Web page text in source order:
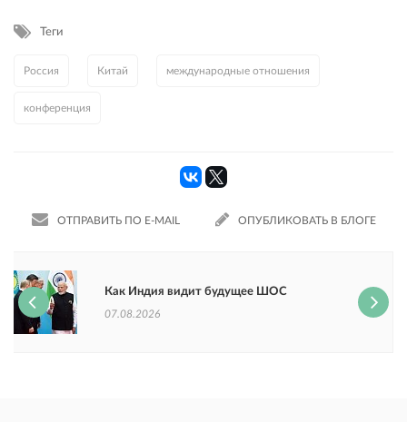
Теги
Россия Китай международные отношения
конференция
ОТПРАВИТЬ ПО E-MAIL ОПУБЛИКОВАТЬ В БЛОГЕ
Как Индия видит будущее ШОС
07.08.2026